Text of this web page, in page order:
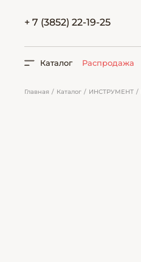
+ 7 (3852) 22-19-25
Каталог Распродажа
Главная Каталог ИНСТРУМЕНТ